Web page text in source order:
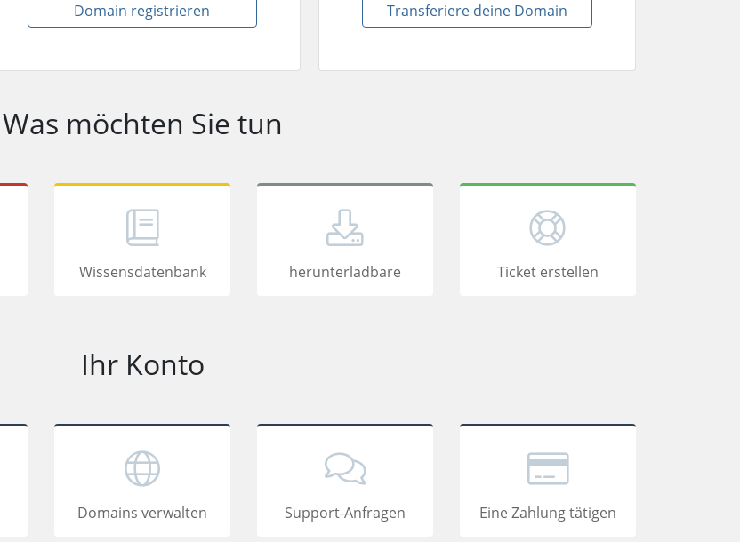
Domain registrieren Transferiere deine Domain
Was möchten Sie tun
Wissensdatenbank herunterladbare Ticket erstellen
Ihr Konto
Domains verwalten Support-Anfragen Eine Zahlung tätigen